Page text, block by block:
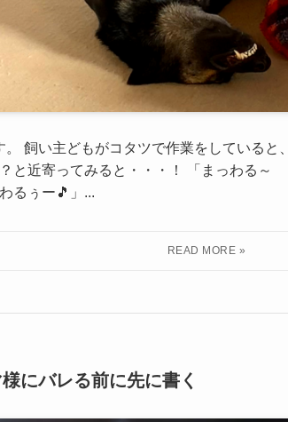
飼い主どもがコタツで作業をしていると
と近寄ってみると・・・！ 「まっわる～
るぅー🎵」...
にバレる前に先に書く